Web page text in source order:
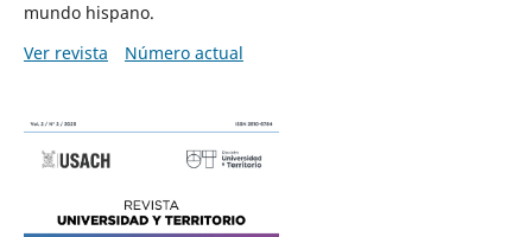
mundo hispano.
Ver revista
Número actual